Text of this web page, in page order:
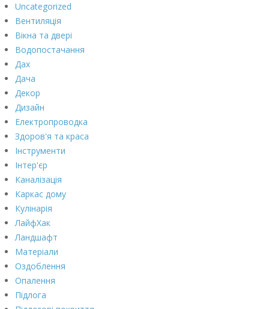
Uncategorized
Вентиляція
Вікна та двері
Водопостачання
Дах
Дача
Декор
Дизайн
Електропроводка
Здоров'я та краса
Інструменти
Інтер'єр
Каналізація
Каркас дому
Кулінарія
ЛайфХак
Ландшафт
Матеріали
Оздоблення
Опалення
Підлога